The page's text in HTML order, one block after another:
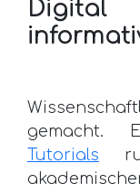
Digital
gemacht.
Tutorials